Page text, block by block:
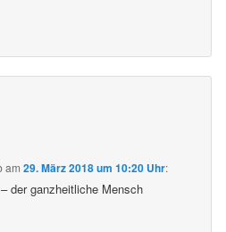
am29. März 2018 um 10:20 Uhr:
der ganzheitliche Mensch